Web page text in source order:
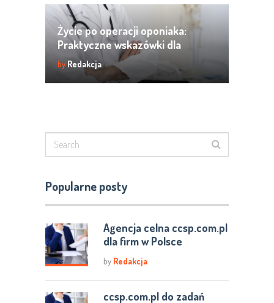
Życie po operacji oponiaka:
Praktyczne wskazówki dla
pacjentów
by Redakcja
Popularne posty
Agencja celna ccsp.com.pl
dla firm w Polsce
by Redakcja
ccsp.com.pl do zadań